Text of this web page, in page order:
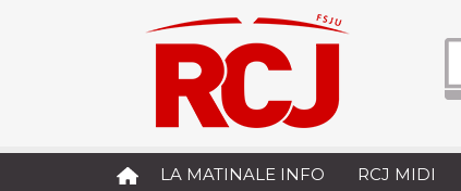
LA MATINALE INFO RCJ MIDI